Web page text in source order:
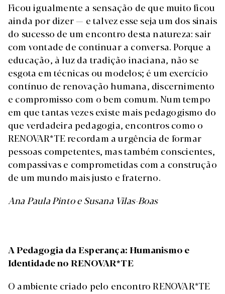
Ficou igualmente a sensação de que muito ficou
ainda por dizer — e talvez esse seja um dos sinais
do sucesso de um encontro desta natureza: sair
com vontade de continuar a conversa. Porque a
educação, à luz da tradição inaciana, não se
esgota em técnicas ou modelos; é um exercício
contínuo de renovação humana, discernimento
e compromisso com o bem comum. Num tempo
em que tantas vezes existe mais pedagogismo do
que verdadeira pedagogia, encontros como o
RENOVAR*TE recordam a urgência de formar
pessoas competentes, mas também conscientes,
compassivas e comprometidas com a construção
de um mundo mais justo e fraterno.
Ana Paula Pinto e Susana Vilas-Boas
A Pedagogia da Esperança: Humanismo e
Identidade no RENOVAR*TE
O ambiente criado pelo encontro RENOVAR*TE